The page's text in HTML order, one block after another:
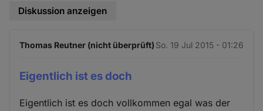
Diskussion anzeigen
Thomas Reutner (nicht überprüft) So. 19 Jul 2015 - 01:26
Eigentlich ist es doch
Eigentlich ist es doch vollkommen egal was der